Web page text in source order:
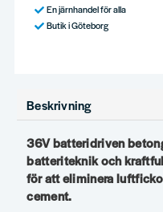
En järnhandel för alla
Butik i Göteborg
Beskrivning
36V batteridriven
batteriteknik och
för att eliminera
cement.